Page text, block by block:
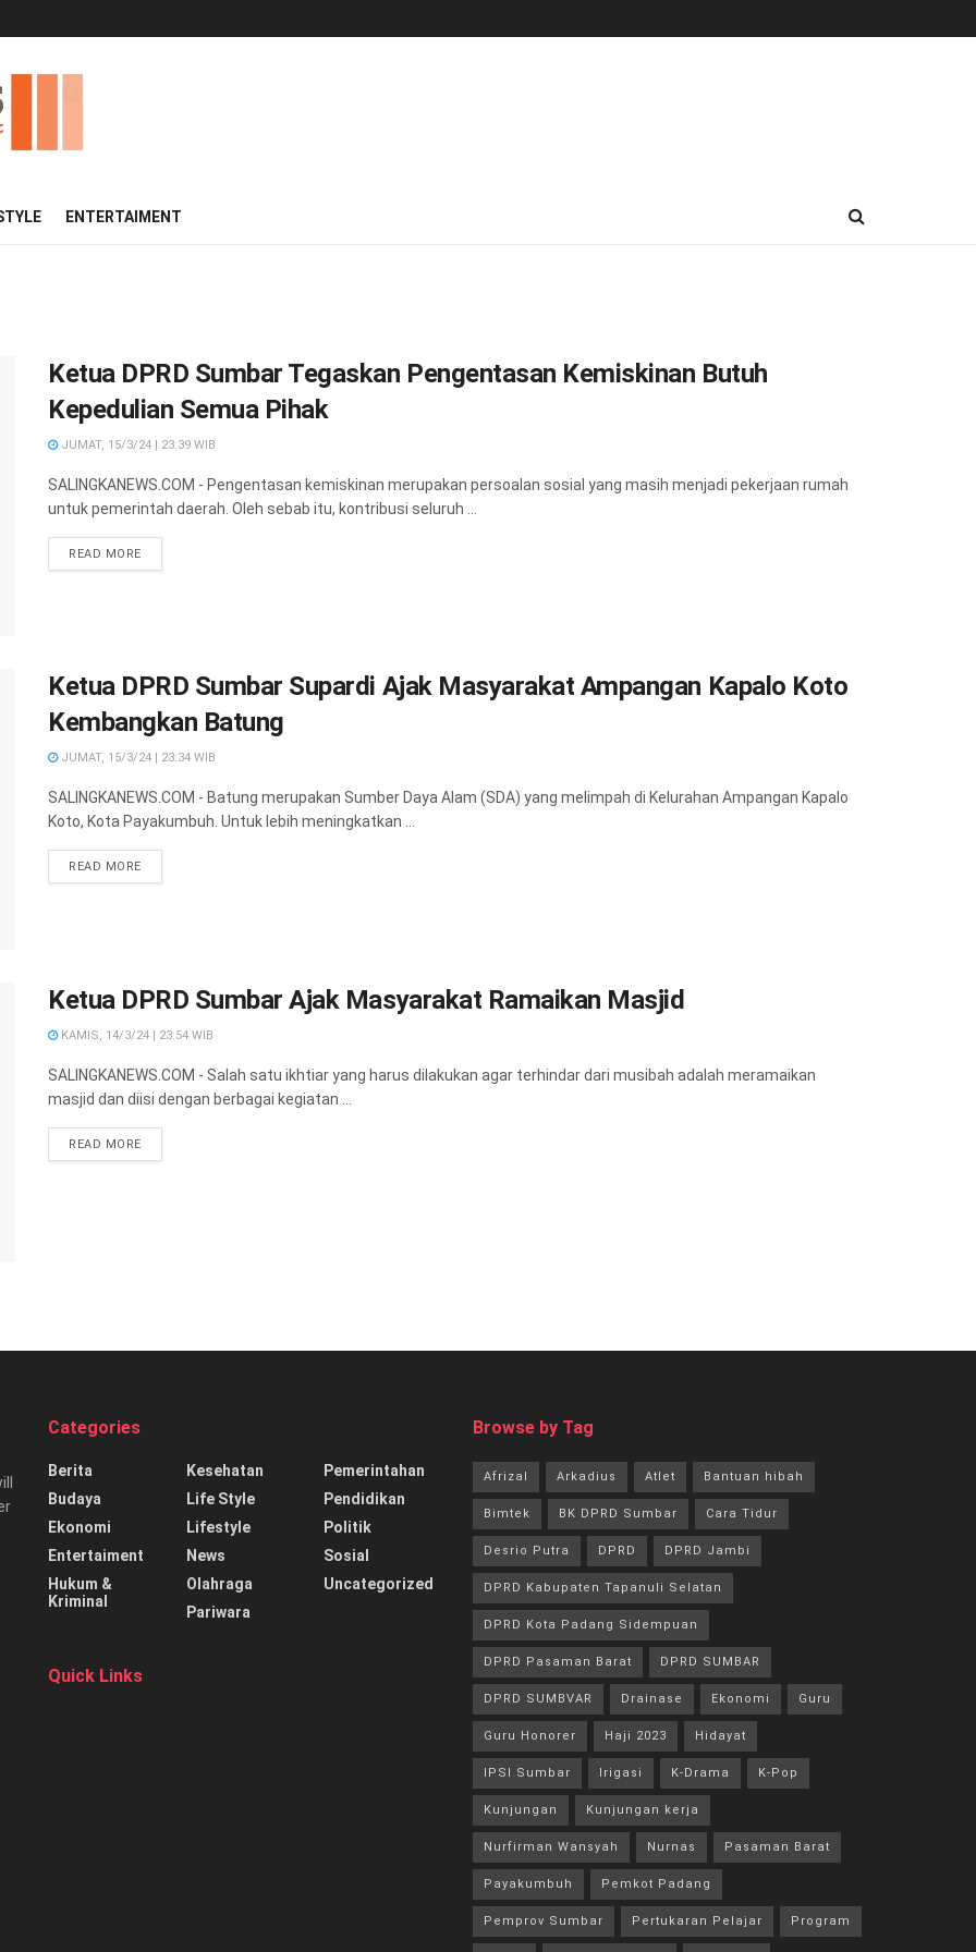
ENTERTAIMENT
Ketua DPRD Sumbar Tegaskan Pengentasan Kemiskinan Butuh
Kepedulian Semua Pihak
JUMAT, 15/3/24 | 23:39 WIB
SALINGKANEWS.COM - Pengentasan kemiskinan merupakan persoalan sosial yang masih menjadi pekerjaan rumah
untuk pemerintah daerah. Oleh sebab itu, kontribusi seluruh ...
READ MORE
Ketua DPRD Sumbar Supardi Ajak Masyarakat Ampangan Kapalo Koto
Kembangkan Batung
JUMAT, 15/3/24 | 23:34 WIB
SALINGKANEWS.COM - Batung merupakan Sumber Daya Alam (SDA) yang melimpah di Kelurahan Ampangan Kapalo
Koto, Kota Payakumbuh. Untuk lebih meningkatkan ...
READ MORE
Ketua DPRD Sumbar Ajak Masyarakat Ramaikan Masjid
KAMIS, 14/3/24 | 23:54 WIB
SALINGKANEWS.COM - Salah satu ikhtiar yang harus dilakukan agar terhindar dari musibah adalah meramaikan
masjid dan diisi dengan berbagai kegiatan ...
READ MORE
Categories
Berita
Budaya
Ekonomi
Entertaiment
Hukum &
Kriminal
Kesehatan
Life Style
Lifestyle
News
Olahraga
Pariwara
Pemerintahan
Pendidikan
Politik
Sosial
Uncategorized
Quick Links
Browse by Tag
Afrizal Arkadius Atlet Bantuan hibah
Bimtek BK DPRD Sumbar Cara Tidur
Desrio Putra DPRD DPRD Jambi
DPRD Kabupaten Tapanuli Selatan
DPRD Kota Padang Sidempuan
DPRD Pasaman Barat DPRD SUMBAR
DPRD SUMBVAR Drainase Ekonomi Guru
Guru Honorer Haji 2023 Hidayat
IPSI Sumbar Irigasi K-Drama K-Pop
Kunjungan Kunjungan kerja
Nurfirman Wansyah Nurnas Pasaman Barat
Payakumbuh Pemkot Padang
Pemprov Sumbar Pertukaran Pelajar Program